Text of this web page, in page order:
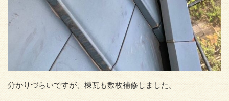
分かりづらいですが、棟瓦も数枚補修しました。